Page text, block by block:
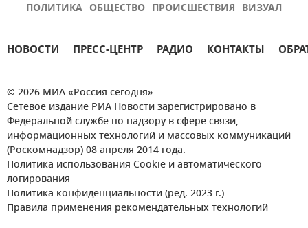
ПОЛИТИКА ОБЩЕСТВО ПРОИСШЕСТВИЯ ВИЗУАЛ
НОВОСТИ ПРЕСС-ЦЕНТР РАДИО КОНТАКТЫ
© 2026 МИА «Россия сегодня»
Сетевое издание РИА Новости зарегистрировано в
Федеральной службе по надзору в сфере связи,
информационных технологий и массовых коммуникаций
(Роскомнадзор) 08 апреля 2014 года.
Политика использования Cookie и автоматического
логирования
Политика конфиденциальности (ред. 2023 г.)
Правила применения рекомендательных технологий